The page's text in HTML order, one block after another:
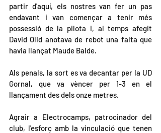
partir d'aquí, els nostres van fer un pas
endavant i van començar a tenir més
possessió de la pilota i, al temps afegit
David Olid anotava de rebot una falta que
havia llançat Maude Balde.
Als penals, la sort es va decantar per la UD
Gornal, que va vèncer per 1-3 en el
llançament des dels onze metres.
Agrair a Electrocamps, patrocinador del
club, l'esforç amb la vinculació que tenen